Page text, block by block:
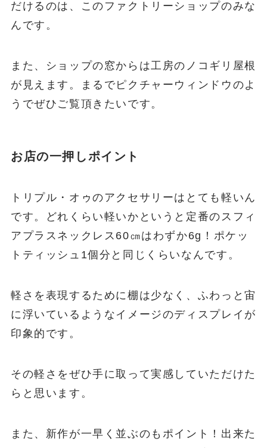
だけるのは、このファクトリーショップのみな
んです。
また、ショップの窓からは工房のノコギリ屋根
が見えます。まるでピクチャーウィンドウのよ
うでぜひご覧頂きたいです。
お店の一押しポイント
トリプル・オゥのアクセサリーはとても軽いん
です。どれくらい軽いかというと定番のスフィ
アプラスネックレス60㎝はわずか6g！ポケッ
トティッシュ1個分と同じくらいなんです。
軽さを表現するために棚は少なく、ふわっと宙
に浮いているようなイメージのディスプレイが
印象的です。
その軽さをぜひ手に取って実感していただけた
らと思います。
また、新作が一早く並ぶのもポイント！出来た